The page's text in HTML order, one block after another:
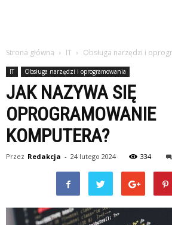
Strona główna IT Obsługa narzędzi i
IT Obsługa narzędzi i oprogramowania
JAK NAZYWA SIĘ
OPROGRAMOWANIE
KOMPUTERA?
Przez Redakcja - 24 lutego 2024 334